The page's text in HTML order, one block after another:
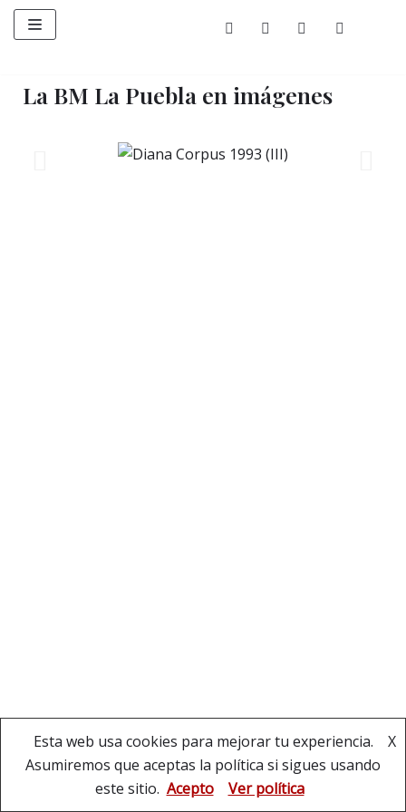
Saltar
al
La BM La Puebla en imágenes
Copyright © Banda Municipal de Música de La
Puebla del Río
Esta web usa cookies para mejorar tu experiencia.
Asumiremos que aceptas la política si sigues usando
este sitio.
X
Acepto Ver política